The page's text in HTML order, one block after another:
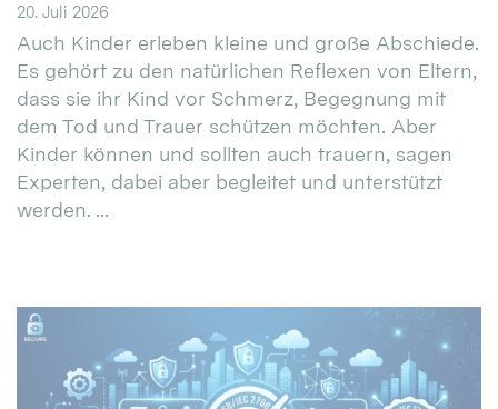
20. Juli 2026
Auch Kinder erleben kleine und große Abschiede.
Es gehört zu den natürlichen Reflexen von Eltern,
dass sie ihr Kind vor Schmerz, Begegnung mit
dem Tod und Trauer schützen möchten. Aber
Kinder können und sollten auch trauern, sagen
Experten, dabei aber begleitet und unterstützt
werden. ...